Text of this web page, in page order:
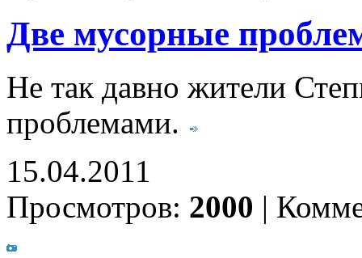
Две мусорные
Не так давно жители
проблемами.
15.04.2011
Просмотров: 2000 |